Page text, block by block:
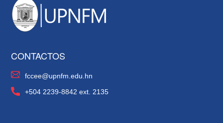
CONTACTOS
fccee@upnfm.edu.hn
+504 2239-8842 ext. 2135